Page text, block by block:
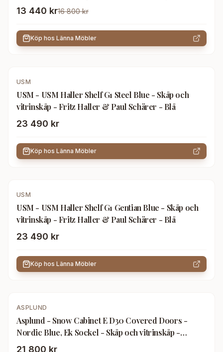
Bohlin - Blå - Trä
13 440 kr16 800 kr
Köp hos Länna Möbler
USM
USM - USM Haller Shelf G1 Steel Blue - Skåp och
vitrinskåp - Fritz Haller & Paul Schärer - Blå
23 490 kr
Köp hos Länna Möbler
USM
USM - USM Haller Shelf G1 Gentian Blue - Skåp och
vitrinskåp - Fritz Haller & Paul Schärer - Blå
23 490 kr
Köp hos Länna Möbler
ASPLUND
Asplund - Snow Cabinet E D30 Covered Doors -
Nordic Blue, Ek Sockel - Skåp och vitrinskåp -
Thomas Sandell & Jonas Bohlin - Blå - Trä
21 800 kr